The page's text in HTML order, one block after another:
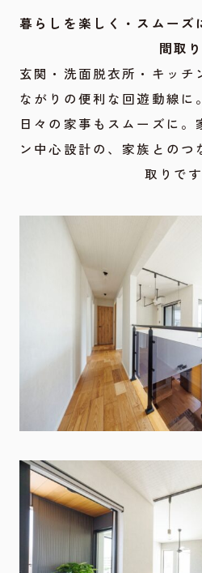
暮らしを楽しく・スムーズ
間取り
玄関・洗面脱衣所・キッチ
ながりの便利な回遊動線に
日々の家事もスムーズに。
ン中心設計の、家族とのつ
取りです